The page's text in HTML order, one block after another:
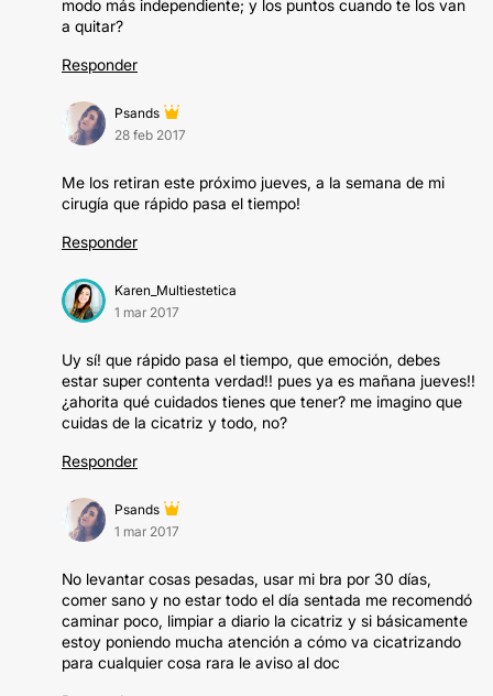
modo más independiente; y los puntos cuando te los van
a quitar?
Responder
Psands
28 feb 2017
Me los retiran este próximo jueves, a la semana de mi
cirugía que rápido pasa el tiempo!
Responder
Karen_Multiestetica
1 mar 2017
Uy sí! que rápido pasa el tiempo, que emoción, debes
estar super contenta verdad!! pues ya es mañana jueves!!
¿ahorita qué cuidados tienes que tener? me imagino que
cuidas de la cicatriz y todo, no?
Responder
Psands
1 mar 2017
No levantar cosas pesadas, usar mi bra por 30 días,
comer sano y no estar todo el día sentada me recomendó
caminar poco, limpiar a diario la cicatriz y si básicamente
estoy poniendo mucha atención a cómo va cicatrizando
para cualquier cosa rara le aviso al doc